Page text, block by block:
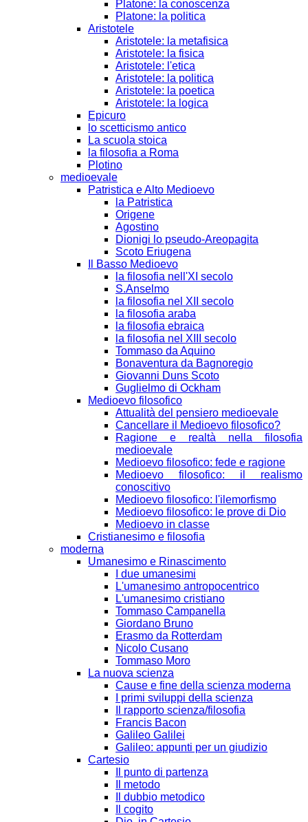
Platone: la conoscenza
Platone: la politica
Aristotele
Aristotele: la metafisica
Aristotele: la fisica
Aristotele: l'etica
Aristotele: la politica
Aristotele: la poetica
Aristotele: la logica
Epicuro
lo scetticismo antico
La scuola stoica
la filosofia a Roma
Plotino
medioevale
Patristica e Alto Medioevo
la Patristica
Origene
Agostino
Dionigi lo pseudo-Areopagita
Scoto Eriugena
Il Basso Medioevo
la filosofia nell'XI secolo
S.Anselmo
la filosofia nel XII secolo
la filosofia araba
la filosofia ebraica
la filosofia nel XIII secolo
Tommaso da Aquino
Bonaventura da Bagnoregio
Giovanni Duns Scoto
Guglielmo di Ockham
Medioevo filosofico
Attualità del pensiero medioevale
Cancellare il Medioevo filosofico?
Ragione e realtà nella filosofia
medioevale
Medioevo filosofico: fede e ragione
Medioevo filosofico: il realismo
conoscitivo
Medioevo filosofico: l'ilemorfismo
Medioevo filosofico: le prove di Dio
Medioevo in classe
Cristianesimo e filosofia
moderna
Umanesimo e Rinascimento
I due umanesimi
L'umanesimo antropocentrico
L'umanesimo cristiano
Tommaso Campanella
Giordano Bruno
Erasmo da Rotterdam
Nicolo Cusano
Tommaso Moro
La nuova scienza
Cause e fine della scienza moderna
I primi sviluppi della scienza
Il rapporto scienza/filosofia
Francis Bacon
Galileo Galilei
Galileo: appunti per un giudizio
Cartesio
Il punto di partenza
Il metodo
Il dubbio metodico
Il cogito